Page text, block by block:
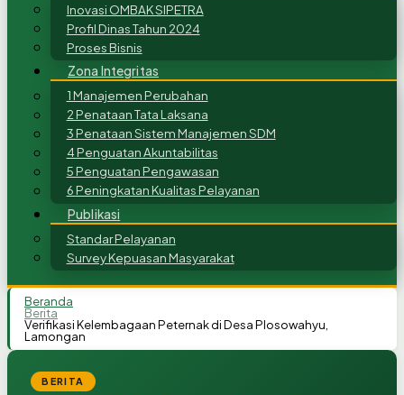
Inovasi OMBAK SIPETRA
Profil Dinas Tahun 2024
Proses Bisnis
Zona Integritas
1 Manajemen Perubahan
2 Penataan Tata Laksana
3 Penataan Sistem Manajemen SDM
4 Penguatan Akuntabilitas
5 Penguatan Pengawasan
6 Peningkatan Kualitas Pelayanan
Publikasi
Standar Pelayanan
Survey Kepuasan Masyarakat
Beranda
Berita
Verifikasi Kelembagaan Peternak di Desa Plosowahyu,
Lamongan
BERITA